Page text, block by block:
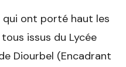
ont porté haut les
issus du Lycée
Diourbel (Encadrant